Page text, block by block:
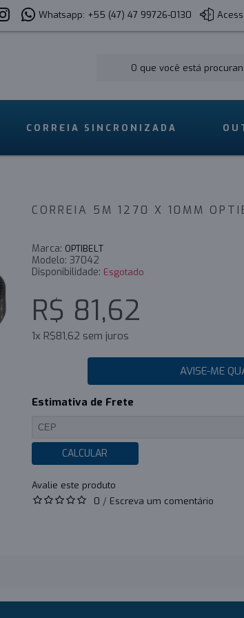
Whatsapp: +55 (47) 47 99726-0130
CORREIA SINCRONIZADA
CORREIA 5M 1270 X 10MM
Marca: OPTIBELT
Modelo: 37042
Disponibilidade: Esgotado
R$ 81,62
1x R$81,62 sem juros
AVISE-ME
Estimativa de Frete
CALCULAR
0 / Escreva um comentário